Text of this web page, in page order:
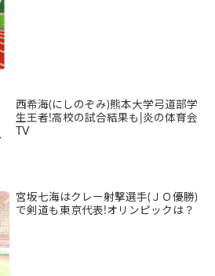
西希海(にしのぞみ)熊本大学弓道部学
生王者!高校の試合結果も|炎の体育会
TV
宮坂七海はクレー射撃選手(ＪＯ優勝)
で剣道も東京代表!オリンピックは？